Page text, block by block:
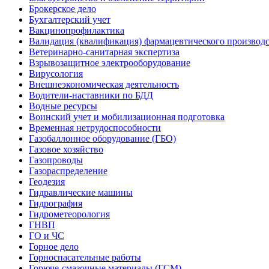
Брокерское дело
Бухгалтерский учет
Вакцинопрофилактика
Валидация (квалификация) фармацевтического
Ветеринарно-санитарная экспертиза
Взрывозащитное электрооборудование
Вирусология
Внешнеэкономическая деятельность
Водители-наставники по БДД
Водные ресурсы
Воинский учет и мобилизационная подготовка
Временная нетрудоспособности
Газобаллонное оборудование (ГБО)
Газовое хозяйство
Газопроводы
Газораспределение
Геодезия
Гидравлические машины
Гидрография
Гидрометеорология
ГНВП
ГО и ЧС
Горное дело
Горноспасательные работы